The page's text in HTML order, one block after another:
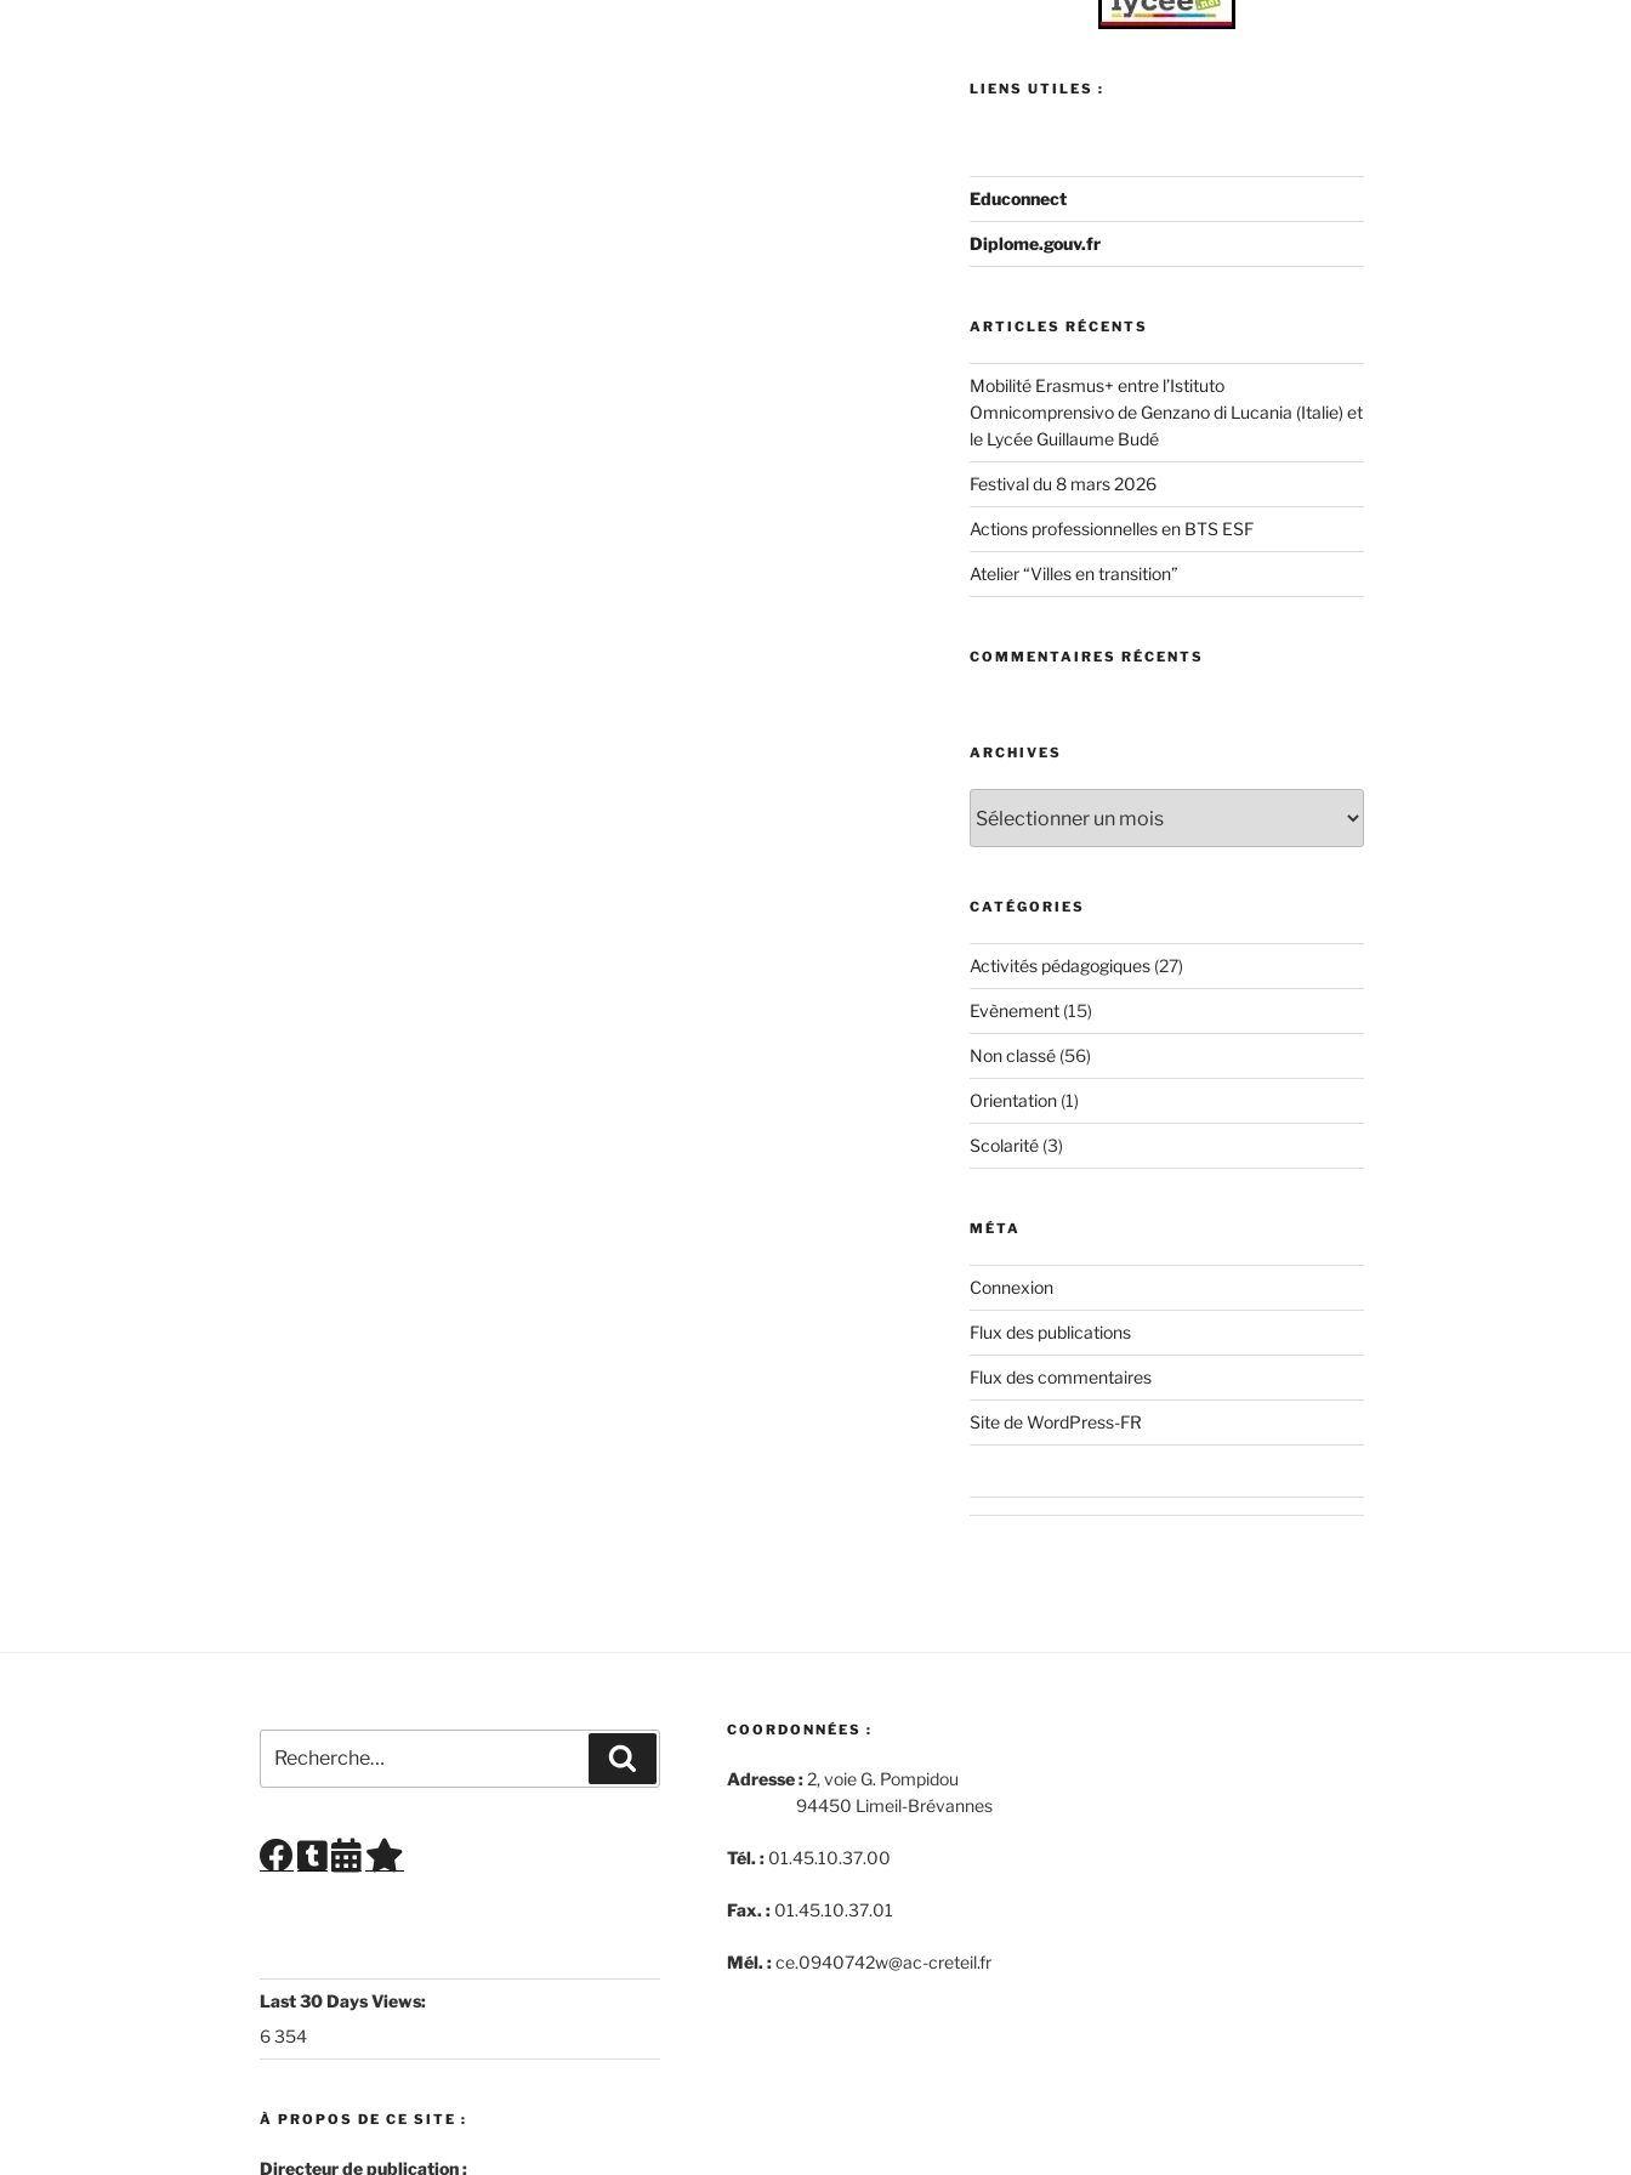
LIENS UTILES :
Educonnect
Diplome.gouv.fr
ARTICLES RÉCENTS
Mobilité Erasmus+ entre l’Istituto
Omnicomprensivo de Genzano di Lucania (Italie) et
le Lycée Guillaume Budé
Festival du 8 mars 2026
Actions professionnelles en BTS ESF
Atelier “Villes en transition”
COMMENTAIRES RÉCENTS
ARCHIVES
CATÉGORIES
Activités pédagogiques(27)
Evènement(15)
Non classé(56)
Orientation(1)
Scolarité(3)
MÉTA
Connexion
Flux des publications
Flux des commentaires
Site de WordPress-FR
pour
:
Last 30 Days Views:
6 354
À PROPOS DE CE SITE :
Directeur de publication :
COORDONNÉES :
Adresse :2, voie G. Pompidou
94450 Limeil-Brévannes
Tél. : 01.45.10.37.00
Fax. : 01.45.10.37.01
Mél. :ce.0940742w@ac-creteil.fr